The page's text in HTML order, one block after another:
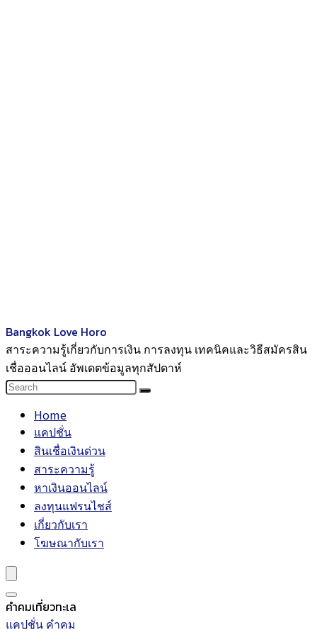
Bangkok Love Horo
สาระความรู้เกี่ยวกับการเงิน การลงทุน เทคนิคและวิธีสมัครสิน
เชื่อออนไลน์ อัพเดตข้อมูลทุกสัปดาห์
Home
แคปชั่น
สินเชื่อเงินด่วน
สาระความรู้
หาเงินออนไลน์
ลงทุนแฟรนไชส์
เกี่ยวกับเรา
โฆษณากับเรา
คำคมเที่ยวทะเล
แคปชั่น คำคม